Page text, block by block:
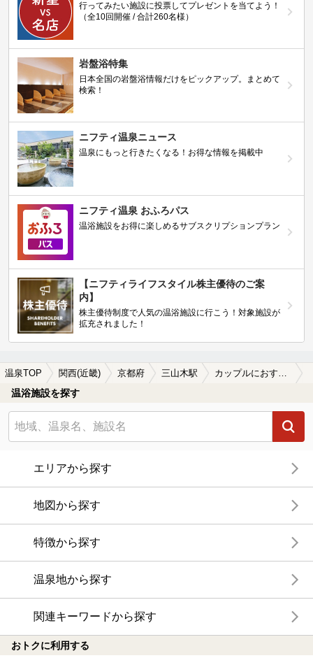
行ってみたい施設に投票してプレゼントを当てよう！
（全10回開催 / 合計260名様）
岩盤浴特集
日本全国の岩盤浴情報だけをピックアップ。まとめて
検索！
ニフティ温泉ニュース
温泉にもっと行きたくなる！お得な情報を掲載中
ニフティ温泉 おふろパス
温浴施設をお得に楽しめるサブスクリプションプラン
【ニフティライフスタイル株主優待のご案
内】
株主優待制度で人気の温浴施設に行こう！対象施設が
拡充されました！
温泉TOP 関西(近畿) 京都府 三山木駅 カップルにおすすめの三山木駅近くの温泉、日帰り温泉、スーパー銭湯おすすめ
温浴施設を探す
エリアから探す
地図から探す
特徴から探す
温泉地から探す
関連キーワードから探す
おトクに利用する